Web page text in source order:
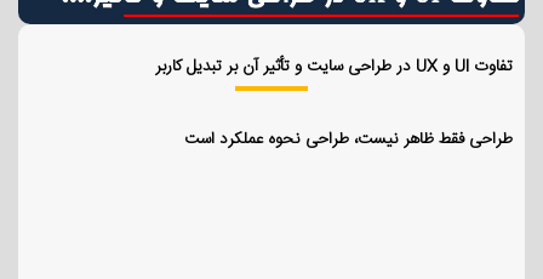
تفاوت UI و UX در طراحی سایت و تأثیر آن بر تبدیل کاربر
طراحی فقط ظاهر نیست، طراحی نحوه عملکرد است